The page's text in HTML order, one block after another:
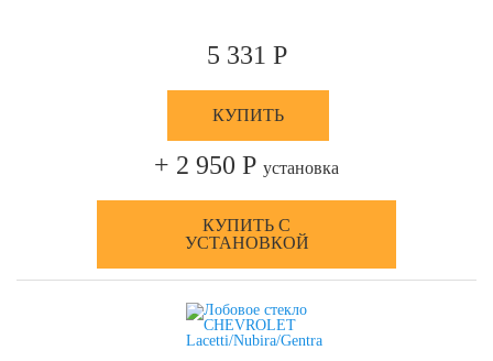
5 331 Р
КУПИТЬ
+ 2 950 Р установка
КУПИТЬ С
УСТАНОВКОЙ